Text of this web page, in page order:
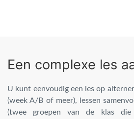
Een complexe les
U kunt eenvoudig een les op
(week A/B of meer), lessen
(twee groepen van de klas